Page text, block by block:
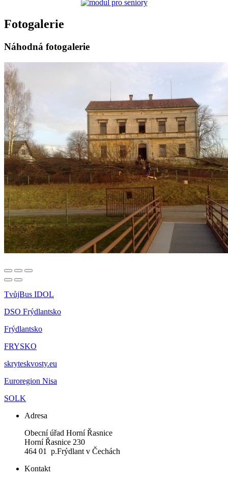
Fotogalerie
Náhodná fotogalerie
TvůjBus IDOL
DSO Frýdlantsko
Frýdlantsko
FRYSKO
skryteskvosty.eu
Euroregion Nisa
SOLK
Adresa
Obecní úřad Horní Řasnice
Horní Řasnice 230
464 01 p.Frýdlant v Čechách
Kontakt